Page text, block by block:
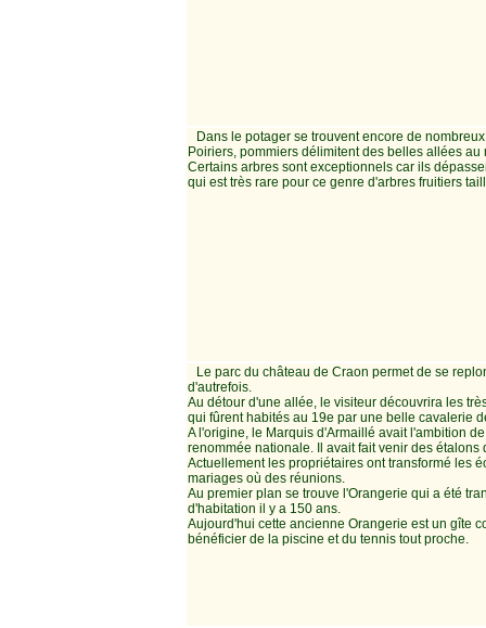
Dans le potager se trouvent encore de
Poiriers, pommiers délimitent des belles allées au
Certains arbres sont exceptionnels car ils
qui est très rare pour ce genre d'arbres fruitiers
Le parc du château de Craon permet de se
d'autrefois.
Au détour d'une allée, le visiteur découvrira les
qui fûrent habités au 19e par une belle cavalerie
A l'origine, le Marquis d'Armaillé avait l'ambition
renommée nationale. Il avait fait venir des étalons
Actuellement les propriétaires ont transformé les
mariages où des réunions.
Au premier plan se trouve l'Orangerie qui a été
d'habitation il y a 150 ans.
Aujourd'hui cette ancienne Orangerie est un gîte
bénéficier de la piscine et du tennis tout proche.